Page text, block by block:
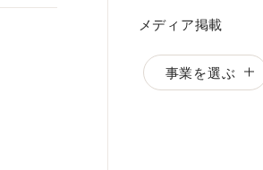
メディア掲載
事業を選ぶ